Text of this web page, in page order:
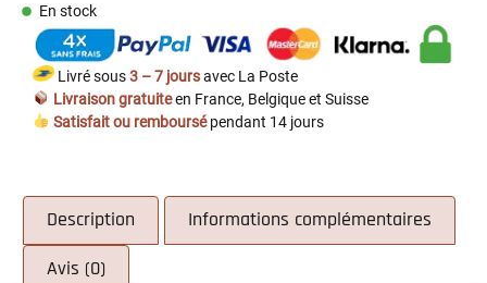
En stock
Livré sous3 – 7 joursavec La Poste
Livraison gratuiteen France, Belgique et Suisse
Satisfait ou remboursépendant 14 jours
Description Informations complémentaires
Avis (0)